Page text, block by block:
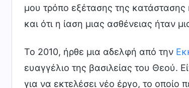
μου τρόπο εξέτασης της
και ότι η ίαση μιας ασθένειας ήταν
Το 2010, ήρθε μια αδελφή από την
ευαγγέλιο της βασιλείας του Θεού.
για να εκτελέσει νέο έργο, το οποίο